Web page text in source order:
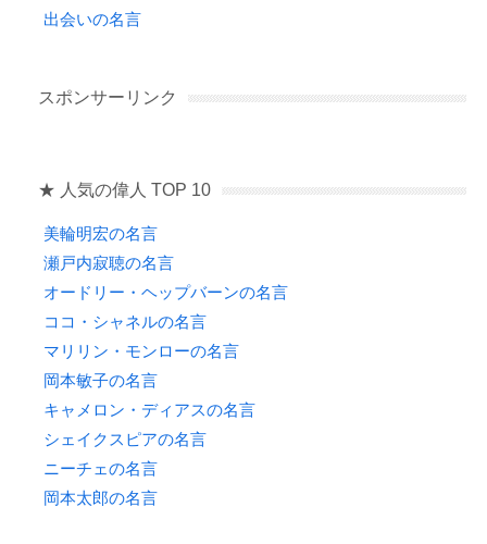
出会いの名言
スポンサーリンク
★ 人気の偉人 TOP 10
美輪明宏の名言
瀬戸内寂聴の名言
オードリー・ヘップバーンの名言
ココ・シャネルの名言
マリリン・モンローの名言
岡本敏子の名言
キャメロン・ディアスの名言
シェイクスピアの名言
ニーチェの名言
岡本太郎の名言